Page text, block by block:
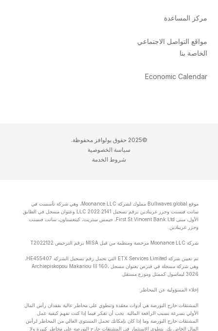
مركز المساعدة
مواقع التواصل الاجتماعي
الخاصة بنا
Economic Calendar
©2025 حقوق بولوافز محفوظة.
سياسة الخصوصية
شروط الخدمة
موقع Bullwaves.global مملوك لشركة Moonance LLC، وهي شركة تأسست في
سانت فنسنت وجزر غرينادين برقم تسجيل 2141 LLC 2022 وعنوان مسجل في الطابق
الأول، مبنى First St Vincent Bank Ltd، جيمس ستريت، كينغستاون، سانت فنسنت
وجزر غرينادين.
شركة Moonance LLC مرخصة ومنظمة من قبل MISA برقم الترخيص T2022122
تم تعيين شركة ETX Services Limited التي تحمل رقم تسجيل الشركة HE455407،
وهي شركة مسجلة في قبرص بعنوان مسجل Archiepiskopou Makariou lll 160،
3026 ليماسول كممثل وموزع مستقل.
إخلاء المسؤولية عن المخاطر:
المشتقات خارج البورصة هي أدوات معقدة وتنطوي على مخاطر عالية بفقدان رأس المال
الأولي بسرعة بسبب الرافعة المالية. يجب أن تفكر فيما إذا كنت تفهم كيفية عمل
المشتقات خارج البورصة وما إذا كان بإمكانك تحمل المستوى العالي من المخاطر لرأس
المال الخاص بك. ينطوي الاستثمار في المشتقات خارج البورصة على مخاطر كبيرة ولا